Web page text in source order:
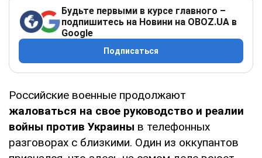
Будьте первыми в курсе главного –
подпишитесь на Новини на OBOZ.UA в
Google
Подписаться
Российские военные продолжают
жаловаться на свое руководство и реалии
войны против Украины в телефонных
разговорах с близкими. Один из оккупантов